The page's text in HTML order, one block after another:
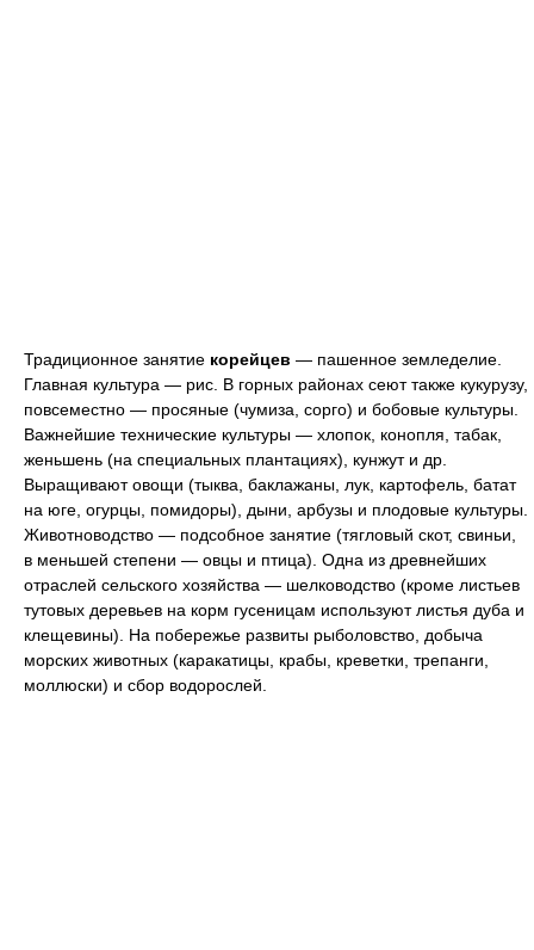
Традиционное занятие корейцев — пашенное земледелие.
Главная культура — рис. В горных районах сеют также кукурузу,
повсеместно — просяные (чумиза, сорго) и бобовые культуры.
Важнейшие технические культуры — хлопок, конопля, табак,
женьшень (на специальных плантациях), кунжут и др.
Выращивают овощи (тыква, баклажаны, лук, картофель, батат
на юге, огурцы, помидоры), дыни, арбузы и плодовые культуры.
Животноводство — подсобное занятие (тягловый скот, свиньи,
в меньшей степени — овцы и птица). Одна из древнейших
отраслей сельского хозяйства — шелководство (кроме листьев
тутовых деревьев на корм гусеницам используют листья дуба и
клещевины). На побережье развиты рыболовство, добыча
морских животных (каракатицы, крабы, креветки, трепанги,
моллюски) и сбор водорослей.